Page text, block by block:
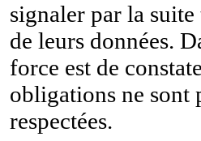
signaler par la
de leurs données.
force est de
obligations ne sont
respectées.